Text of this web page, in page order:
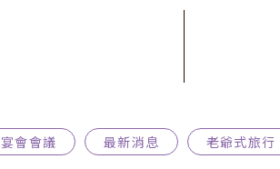
宴會會議 最新消息 老爺式旅行